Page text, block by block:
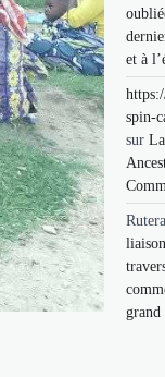
et à
spin-
sur